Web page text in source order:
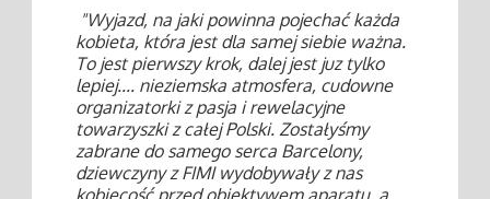
"Wyjazd, na jaki powinna pojechać każda
kobieta, która jest dla samej siebie ważna.
To jest pierwszy krok, dalej jest juz tylko
lepiej.... nieziemska atmosfera, cudowne
organizatorki z pasja i rewelacyjne
towarzyszki z całej Polski. Zostałyśmy
zabrane do samego serca Barcelony,
dziewczyny z FIMI wydobywały z nas